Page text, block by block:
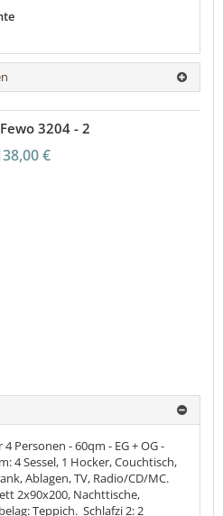
3204 - 2
€
Personen - 60qm - EG + OG -
4 Sessel, 1 Hocker, Couchtisch,
Ablagen, TV, Radio/CD/MC.
2x90x200, Nachttische,
Teppich. Schlafzi 2: 2